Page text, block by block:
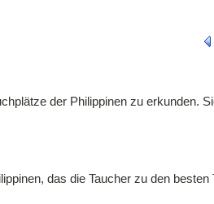
der Philippinen zu erkunden.
das die Taucher zu den besten